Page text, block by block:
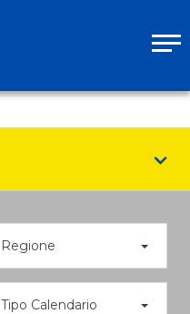
Regione
Tipo Calendario